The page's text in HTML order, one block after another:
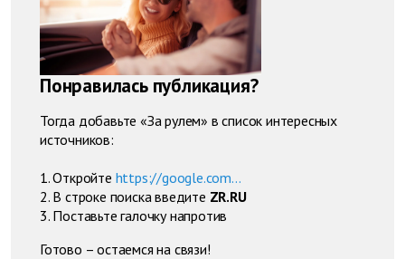
Понравилась публикация?
Тогда добавьте «За рулем» в список интересных
источников:
1. Откройте https://google.com...
2. В строке поиска введите ZR.RU
3. Поставьте галочку напротив
Готово – остаемся на связи!